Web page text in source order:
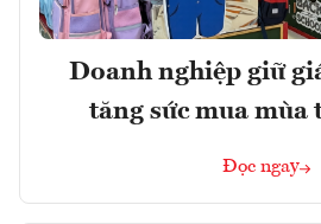
Doanh nghiệp giữ
tăng sức mua mùa
Đọc ngay